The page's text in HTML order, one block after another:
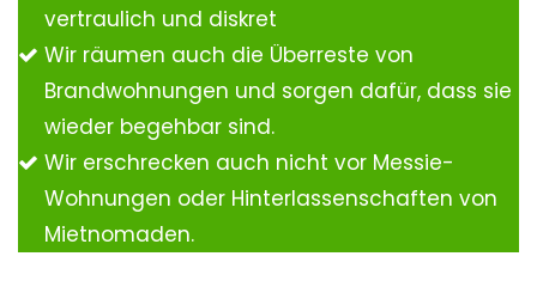
vertraulich und diskret
Wir räumen auch die Überreste von
Brandwohnungen und sorgen dafür, dass sie
wieder begehbar sind.
Wir erschrecken auch nicht vor Messie-
Wohnungen oder Hinterlassenschaften von
Mietnomaden.